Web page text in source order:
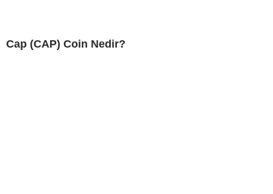
Cap (CAP) Coin Nedir?